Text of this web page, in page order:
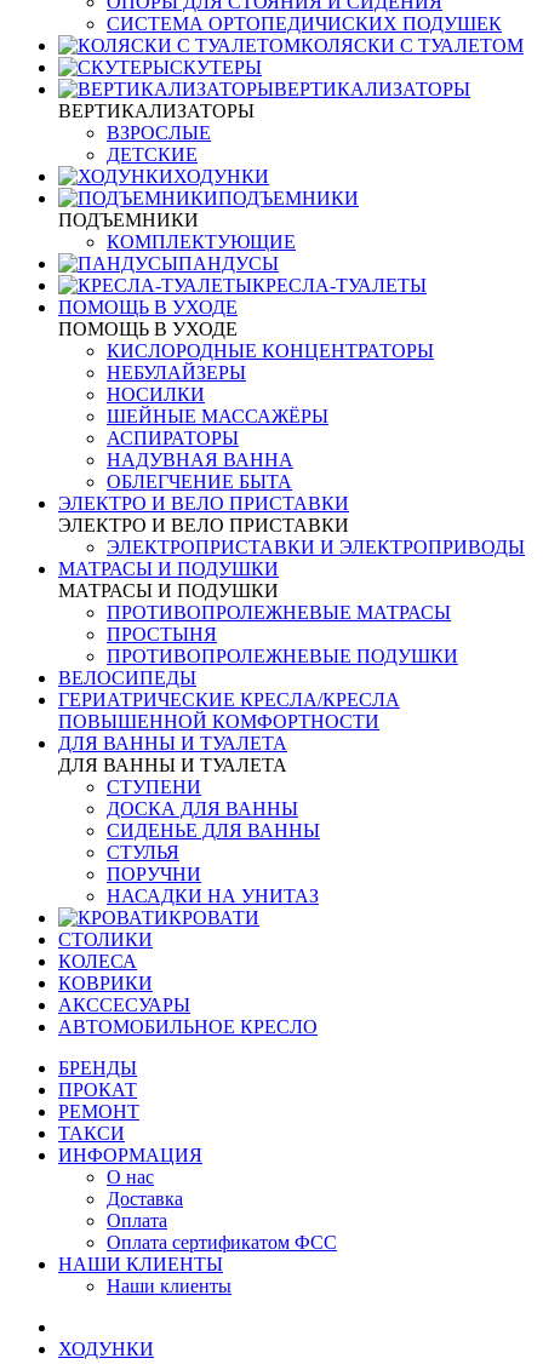
СИСТЕМА ОРТОПЕДИЧИСКИХ ПОДУШЕК
КОЛЯСКИ С ТУАЛЕТОМ
СКУТЕРЫ
ВЕРТИКАЛИЗАТОРЫ
ВЕРТИКАЛИЗАТОРЫ
ВЗРОСЛЫЕ
ДЕТСКИЕ
ХОДУНКИ
ПОДЪЕМНИКИ
ПОДЪЕМНИКИ
КОМПЛЕКТУЮЩИЕ
ПАНДУСЫ
КРЕСЛА-ТУАЛЕТЫ
ПОМОЩЬ В УХОДЕ
ПОМОЩЬ В УХОДЕ
КИСЛОРОДНЫЕ КОНЦЕНТРАТОРЫ
НЕБУЛАЙЗЕРЫ
НОСИЛКИ
ШЕЙНЫЕ МАССАЖЁРЫ
АСПИРАТОРЫ
НАДУВНАЯ ВАННА
ОБЛЕГЧЕНИЕ БЫТА
ЭЛЕКТРО И ВЕЛО ПРИСТАВКИ
ЭЛЕКТРО И ВЕЛО ПРИСТАВКИ
ЭЛЕКТРОПРИСТАВКИ И ЭЛЕКТРОПРИВОДЫ
МАТРАСЫ И ПОДУШКИ
МАТРАСЫ И ПОДУШКИ
ПРОТИВОПРОЛЕЖНЕВЫЕ МАТРАСЫ
ПРОСТЫНЯ
ПРОТИВОПРОЛЕЖНЕВЫЕ ПОДУШКИ
ВЕЛОСИПЕДЫ
ГЕРИАТРИЧЕСКИЕ КРЕСЛА/КРЕСЛА
ПОВЫШЕННОЙ КОМФОРТНОСТИ
ДЛЯ ВАННЫ И ТУАЛЕТА
ДЛЯ ВАННЫ И ТУАЛЕТА
СТУПЕНИ
ДОСКА ДЛЯ ВАННЫ
СИДЕНЬЕ ДЛЯ ВАННЫ
СТУЛЬЯ
ПОРУЧНИ
НАСАДКИ НА УНИТАЗ
КРОВАТИ
СТОЛИКИ
КОЛЕСА
КОВРИКИ
АКССЕСУАРЫ
АВТОМОБИЛЬНОЕ КРЕСЛО
БРЕНДЫ
ПРОКАТ
РЕМОНТ
ТАКСИ
ИНФОРМАЦИЯ
О нас
Доставка
Оплата
Оплата сертификатом ФСС
НАШИ КЛИЕНТЫ
Наши клиенты
ХОДУНКИ